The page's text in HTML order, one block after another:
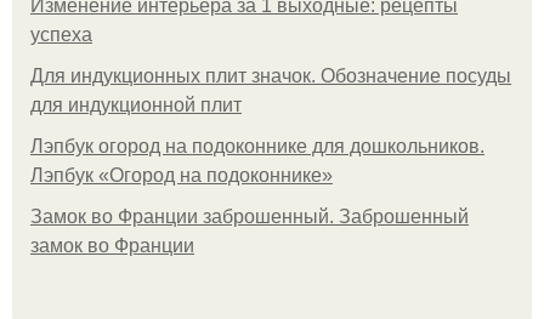
Изменение интерьера за 1 выходные: рецепты
успеха
Для индукционных плит значок. Обозначение посуды
для индукционной плит
Лэпбук огород на подоконнике для дошкольников.
Лэпбук «Огород на подоконнике»
Замок во Франции заброшенный. Заброшенный
замок во Франции